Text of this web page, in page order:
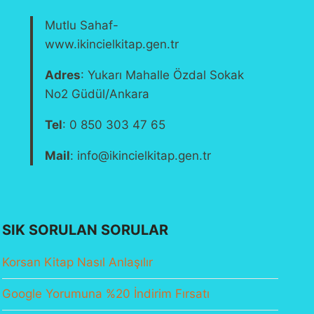
Mutlu Sahaf-
www.ikincielkitap.gen.tr
Adres: Yukarı Mahalle Özdal Sokak
No2 Güdül/Ankara
Tel: 0 850 303 47 65
Mail: info@ikincielkitap.gen.tr
SIK SORULAN SORULAR
Korsan Kitap Nasıl Anlaşılır
Google Yorumuna %20 İndirim Fırsatı